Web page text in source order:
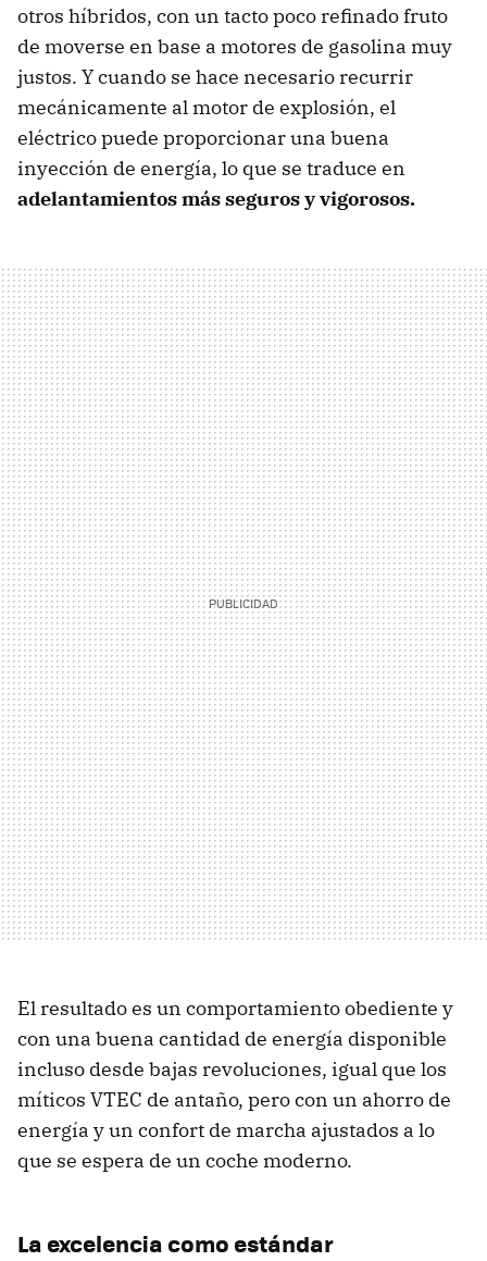
otros híbridos, con un tacto poco refinado fruto
de moverse en base a motores de gasolina muy
justos. Y cuando se hace necesario recurrir
mecánicamente al motor de explosión, el
eléctrico puede proporcionar una buena
inyección de energía, lo que se traduce en
adelantamientos más seguros y vigorosos.
El resultado es un comportamiento obediente y
con una buena cantidad de energía disponible
incluso desde bajas revoluciones, igual que los
míticos VTEC de antaño, pero con un ahorro de
energía y un confort de marcha ajustados a lo
que se espera de un coche moderno.
La excelencia como estándar